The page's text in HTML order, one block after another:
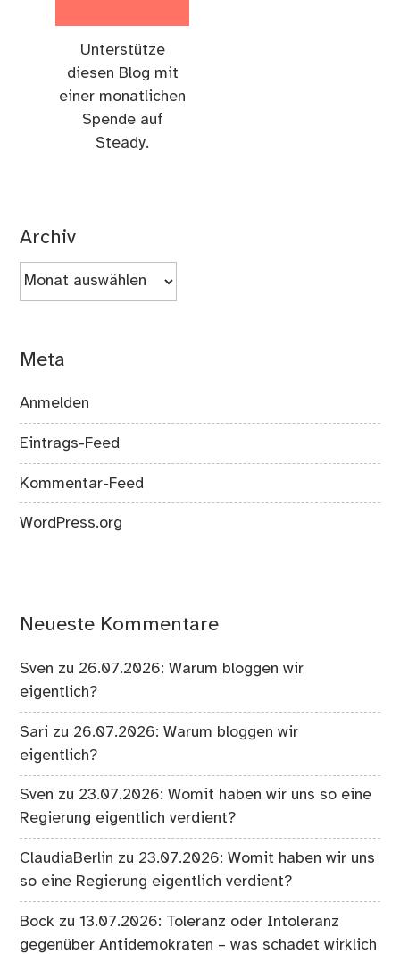
Unterstütze
diesen Blog mit
einer monatlichen
Spende auf
Steady.
Archiv
Archiv
Meta
Anmelden
Eintrags-Feed
Kommentar-Feed
WordPress.org
Neueste Kommentare
Sven zu 26.07.2026: Warum bloggen wir
eigentlich?
Sari zu 26.07.2026: Warum bloggen wir
eigentlich?
Sven zu 23.07.2026: Womit haben wir uns so eine
Regierung eigentlich verdient?
ClaudiaBerlin zu 23.07.2026: Womit haben wir uns
so eine Regierung eigentlich verdient?
Bock zu13.07.2026: Toleranz oder Intoleranz
gegenüber Antidemokraten – was schadet wirklich